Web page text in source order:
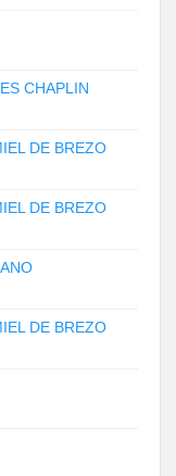
CHAPLIN
DE BREZO
DE BREZO
DE BREZO